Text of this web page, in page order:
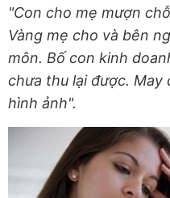
"Con cho mẹ mượn
Vàng mẹ cho và bên
môn. Bố con kinh
chưa thu lại được. May
hình ảnh".